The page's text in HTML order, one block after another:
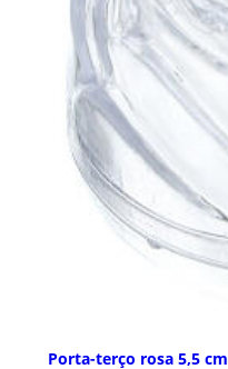
Porta-terço rosa 5,5 cm